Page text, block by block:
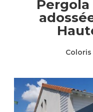
Coloris